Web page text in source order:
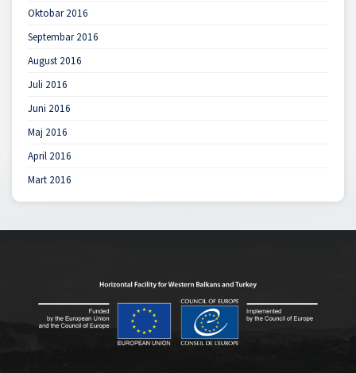
Oktobar 2016
Septembar 2016
August 2016
Juli 2016
Juni 2016
Maj 2016
April 2016
Mart 2016